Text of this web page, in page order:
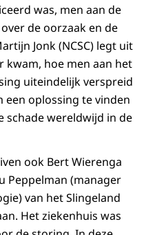
was, men aan de
de oorzaak en de
Jonk (NCSC) legt uit
kwam, hoe men aan het
uiteindelijk verspreid
oplossing te vinden
schade wereldwijd in de
ook Bert Wierenga
Peppelman (manager
van het Slingeland
Het ziekenhuis was